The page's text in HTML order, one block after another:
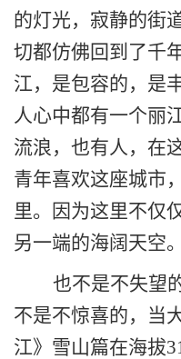
的灯光，寂静的街
切都仿佛回到了千
江，是包容的，是
人心中都有一个丽
流浪，也有人，在
青年喜欢这座城市
里。因为这里不仅
另一端的海阔天空。
也不是不失望
不是不惊喜的，当
江》雪山篇在海拔